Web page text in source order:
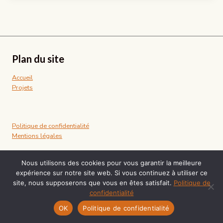
Plan du site
Accueil
Projets
Politique de confidentialité
Mentions légales
Informations
contact@lolamazure.fr / 06.42.40.07.63
© 2026 Lola Mazure
Nous utilisons des cookies pour vous garantir la meilleure
expérience sur notre site web. Si vous continuez à utiliser ce
site, nous supposerons que vous en êtes satisfait. Politique de
confidentialité
OK
Politique de confidentialité